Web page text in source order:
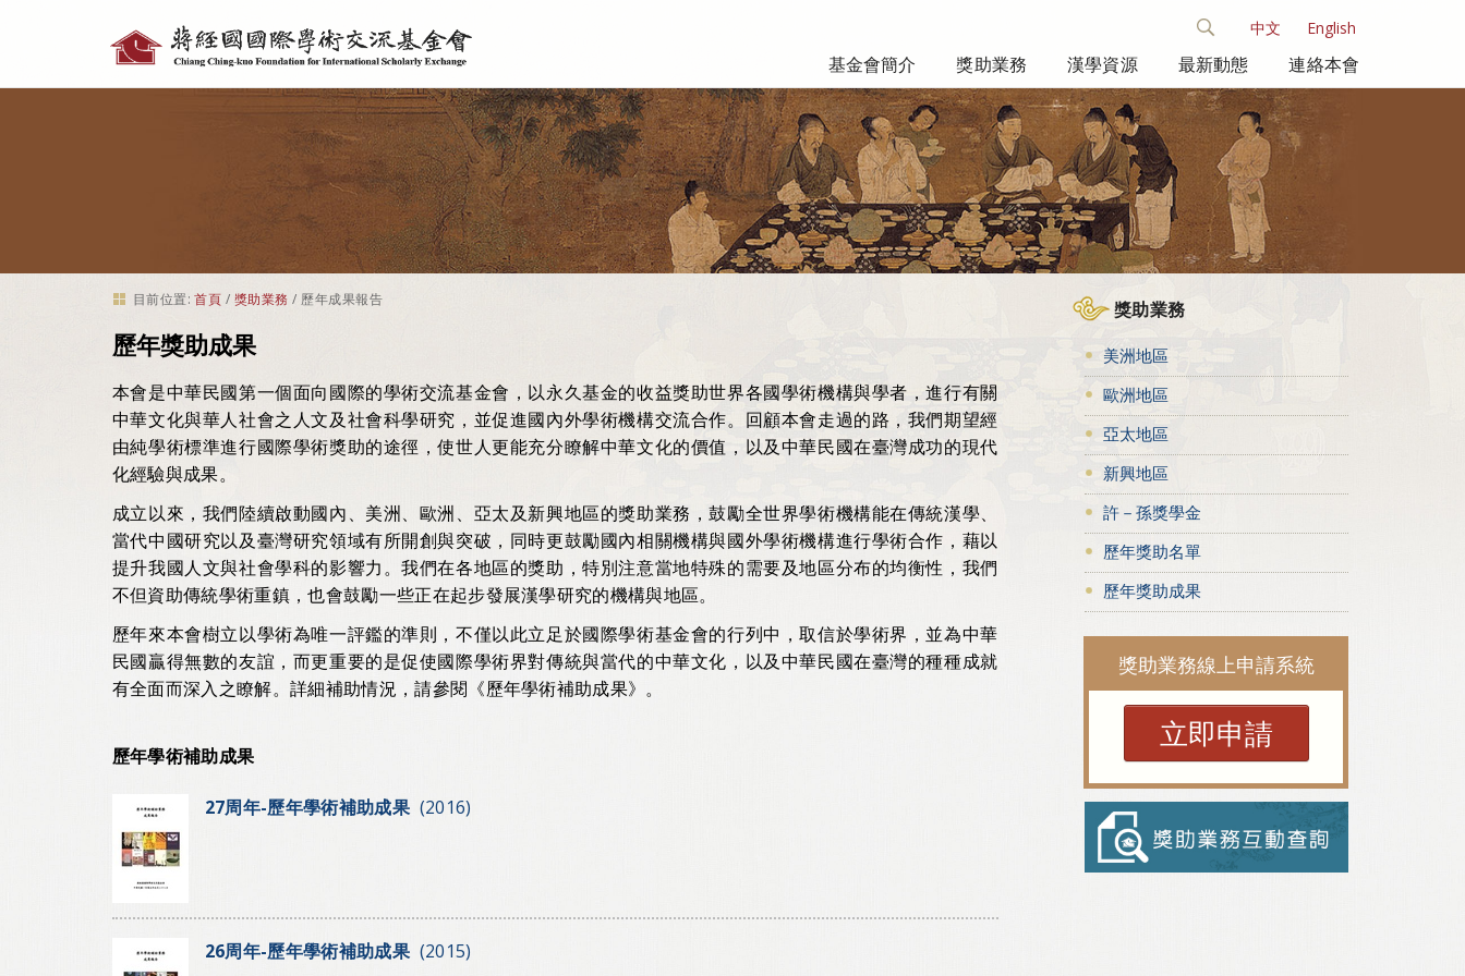
具
中文 English
基金會簡介 獎助業務 漢學資源 最新動態 連絡本會
目前位置: 首頁 / 獎助業務 / 歷年成果報告
歷年獎助成果
本會是中華民國第一個面向國際的學術交流基金會，以永久基金的收益獎助世界各國學術機構與學者，進行有關
中華文化與華人社會之人文及社會科學研究，並促進國內外學術機構交流合作。回顧本會走過的路，我們期望經
由純學術標準進行國際學術獎助的途徑，使世人更能充分瞭解中華文化的價值，以及中華民國在臺灣成功的現代
化經驗與成果。
成立以來，我們陸續啟動國內、美洲、歐洲、亞太及新興地區的獎助業務，鼓勵全世界學術機構能在傳統漢學、
當代中國研究以及臺灣研究領域有所開創與突破，同時更鼓勵國內相關機構與國外學術機構進行學術合作，藉以
提升我國人文與社會學科的影響力。我們在各地區的獎助，特別注意當地特殊的需要及地區分布的均衡性，我們
不但資助傳統學術重鎮，也會鼓勵一些正在起步發展漢學研究的機構與地區。
歷年來本會樹立以學術為唯一評鑑的準則，不僅以此立足於國際學術基金會的行列中，取信於學術界，並為中華
民國贏得無數的友誼，而更重要的是促使國際學術界對傳統與當代的中華文化，以及中華民國在臺灣的種種成就
有全面而深入之瞭解。詳細補助情況，請參閱《歷年學術補助成果》。
歷年學術補助成果
27周年-歷年學術補助成果 (2016)
26周年-歷年學術補助成果 (2015)
獎助業務
美洲地區
歐洲地區
亞太地區
新興地區
許－孫獎學金
歷年獎助名單
歷年獎助成果
獎助業務線上申請系統
立即申請